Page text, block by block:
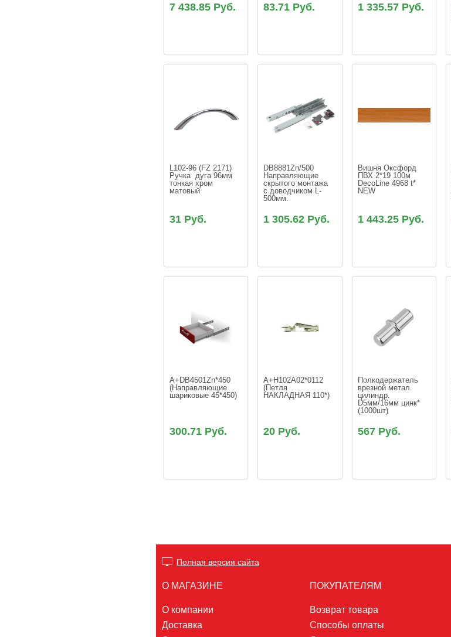
7 438.85 Руб. 83.71 Руб. 1 335.57 Руб.
L102-96 (FZ 2171)
Ручка  дуга 96мм
тонкая хром
матовый
31 Руб.
DB8881Zn/500
Направляющие
скрытого монтажа
с доводчиком L-
500мм.
1 305.62 Руб.
Вишня Оксфорд
ПВХ 2*19 100м
DecoLine 4968 t*
NEW
1 443.25 Руб.
A+DB4501Zn*450
(Направляющие
300.71 Руб.
A+H102A02*0112
(Петля
НАКЛАДНАЯ 110*)
20 Руб.
Полкодержатель
врезной метал.
цилиндр.
D5мм/16мм цинк*
(1000шт)
567 Руб.
Полная версия сайта
О МАГАЗИНЕ
О компании
Доставка
ПОКУПАТЕЛЯМ
Возврат товара
Способы оплаты